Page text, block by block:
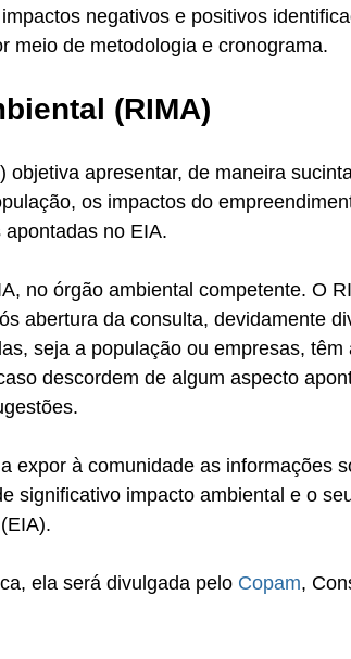
negativos e positivos
meio de metodologia e cronograma.
(RIMA)
apresentar, de maneira
os impactos do
no EIA.
no órgão ambiental competente. O
abertura da consulta, devidamente
seja a população ou empresas, têm
descordem de algum aspecto
expor à comunidade as informações
significativo impacto ambiental e o
ela será divulgada pelo Copam,